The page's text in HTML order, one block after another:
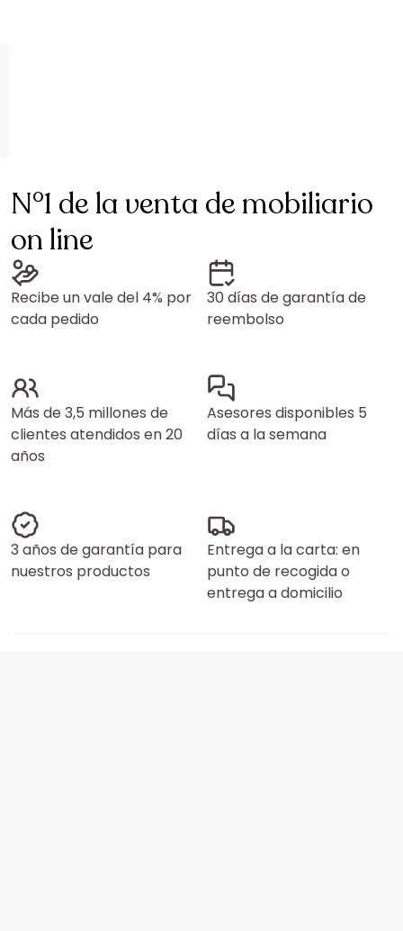
N°1 de la venta de mobiliario
on line
Recibe un vale del 4% por
cada pedido
30 días de garantía de
reembolso
Más de 3,5 millones de
clientes atendidos en 20
años
Asesores disponibles 5
días a la semana
3 años de garantía para
nuestros productos
Entrega a la carta: en
punto de recogida o
entrega a domicilio